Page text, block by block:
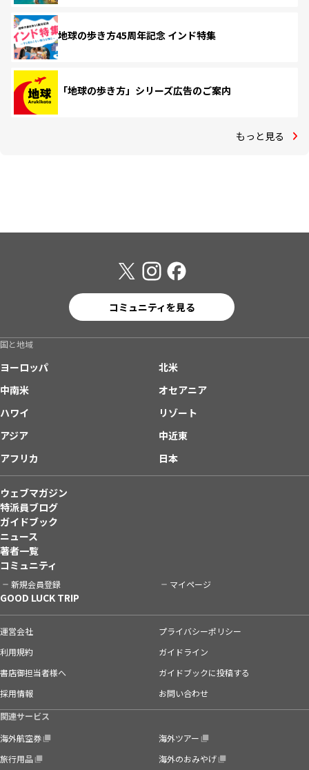
地球の歩き方45周年記念 インド特集
「地球の歩き方」シリーズ広告のご案内
もっと見る
コミュニティを見る
国と地域
ヨーロッパ
北米
中南米
オセアニア
ハワイ
リゾート
アジア
中近東
アフリカ
日本
ウェブマガジン
特派員ブログ
ガイドブック
ニュース
著者一覧
コミュニティ
新規会員登録 マイページ
GOOD LUCK TRIP
運営会社
プライバシーポリシー
利用規約
ガイドライン
書店御担当者様へ
ガイドブックに投稿する
採用情報
お問い合わせ
関連サービス
海外航空券
海外ツアー
旅行用品
海外のおみやげ